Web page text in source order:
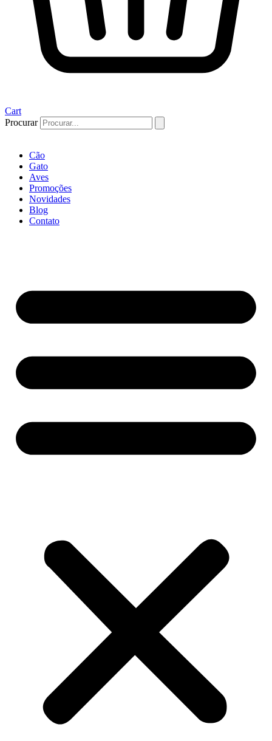
Cart
Procurar
Cão
Gato
Aves
Promoções
Novidades
Blog
Contato